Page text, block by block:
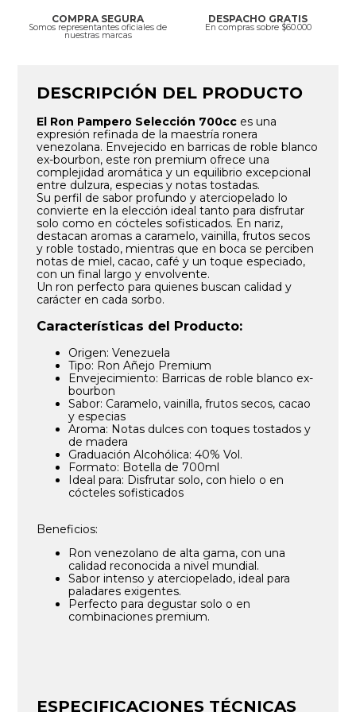
COMPRA SEGURA
Somos representantes oficiales de
nuestras marcas
DESPACHO GRATIS
En compras sobre $60.000
DESCRIPCIÓN DEL PRODUCTO
El Ron Pampero Selección 700cc es una
expresión refinada de la maestría ronera
venezolana. Envejecido en barricas de roble blanco
ex-bourbon, este ron premium ofrece una
complejidad aromática y un equilibrio excepcional
entre dulzura, especias y notas tostadas.
Su perfil de sabor profundo y aterciopelado lo
convierte en la elección ideal tanto para disfrutar
solo como en cócteles sofisticados. En nariz,
destacan aromas a caramelo, vainilla, frutos secos
y roble tostado, mientras que en boca se perciben
notas de miel, cacao, café y un toque especiado,
con un final largo y envolvente.
Un ron perfecto para quienes buscan calidad y
carácter en cada sorbo.
Características del Producto:
Origen: Venezuela
Tipo: Ron Añejo Premium
Envejecimiento: Barricas de roble blanco ex-
bourbon
Sabor: Caramelo, vainilla, frutos secos, cacao
y especias
Aroma: Notas dulces con toques tostados y
de madera
Graduación Alcohólica: 40% Vol.
Formato: Botella de 700ml
Ideal para: Disfrutar solo, con hielo o en
cócteles sofisticados
Beneficios:
Ron venezolano de alta gama, con una
calidad reconocida a nivel mundial.
Sabor intenso y aterciopelado, ideal para
paladares exigentes.
Perfecto para degustar solo o en
combinaciones premium.
ESPECIFICACIONES TÉCNICAS